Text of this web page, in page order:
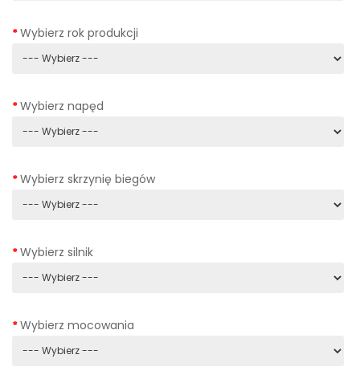
Wybierz rok produkcji
Wybierz napęd
Wybierz skrzynię biegów
Wybierz silnik
Wybierz mocowania